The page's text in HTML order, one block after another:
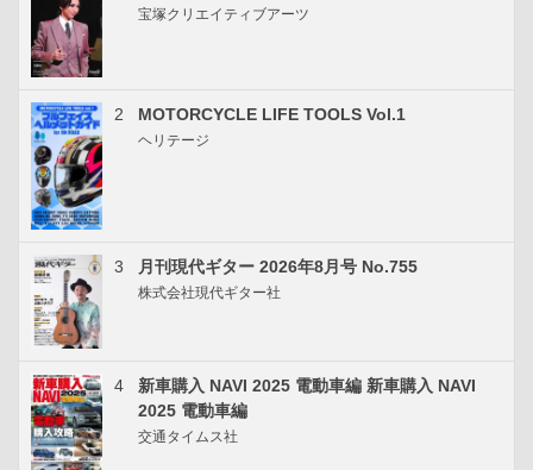
宝塚クリエイティブアーツ
2 MOTORCYCLE LIFE TOOLS Vol.1
ヘリテージ
3 月刊現代ギター 2026年8月号 No.755
株式会社現代ギター社
4
新車購入 NAVI 2025 電動車編 新車購入 NAVI
2025 電動車編
交通タイムス社